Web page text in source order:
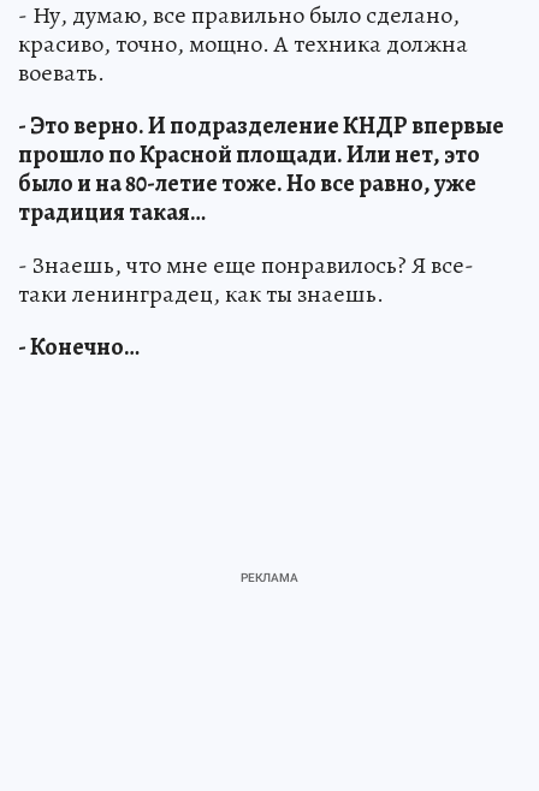
- Ну, думаю, все правильно было сделано,
красиво, точно, мощно. А техника должна
воевать.
- Это верно. И подразделение КНДР впервые
прошло по Красной площади. Или нет, это
было и на 80-летие тоже. Но все равно, уже
традиция такая…
- Знаешь, что мне еще понравилось? Я все-
таки ленинградец, как ты знаешь.
- Конечно…